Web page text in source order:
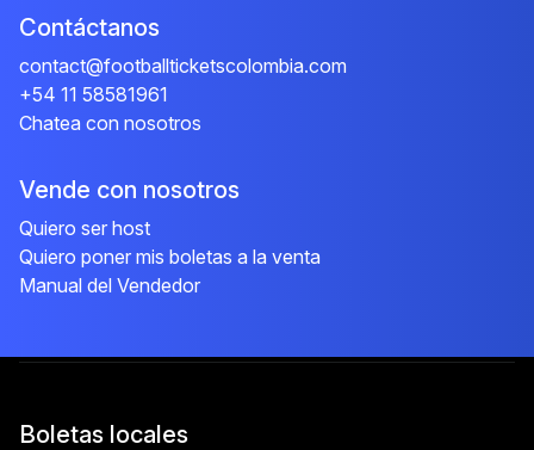
Contáctanos
contact@footballticketscolombia.com
+54 11 58581961
Chatea con nosotros
Vende con nosotros
Quiero ser host
Quiero poner mis boletas a la venta
Manual del Vendedor
Boletas locales